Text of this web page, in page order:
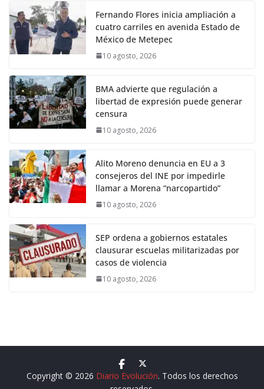
Fernando Flores inicia ampliación a
cuatro carriles en avenida Estado de
México de Metepec
10 agosto, 2026
BMA advierte que regulación a
libertad de expresión puede generar
censura
10 agosto, 2026
Alito Moreno denuncia en EU a 3
consejeros del INE por impedirle
llamar a Morena “narcopartido”
10 agosto, 2026
SEP ordena a gobiernos estatales
clausurar escuelas militarizadas por
casos de violencia
10 agosto, 2026
Copyright © 2026 Diario Evolución. Todos los derechos